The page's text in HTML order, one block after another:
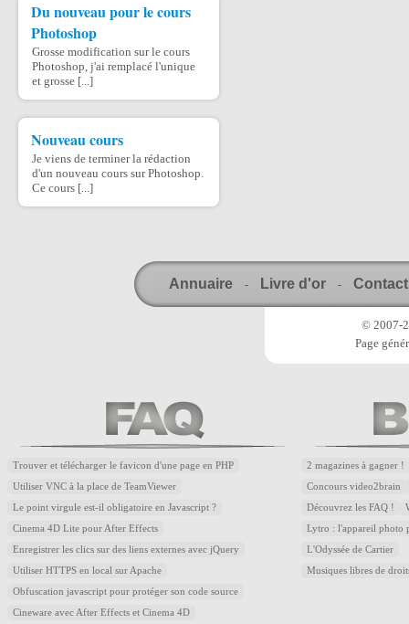
Du nouveau pour le cours
Photoshop
Grosse modification sur le cours
Photoshop, j'ai remplacé l'unique
et grosse [...]
Nouveau cours
Je viens de terminer la rédaction
d'un nouveau cours sur Photoshop.
Ce cours [...]
Annuaire - Livre d'or - Contact
© 2007-
Page
Trouver et télécharger le favicon d'une page en PHP
Utiliser VNC à la place de TeamViewer
Le point virgule est-il obligatoire en Javascript ?
Cinema 4D Lite pour After Effects
Enregistrer les clics sur des liens externes avec jQuery
Utiliser HTTPS en local sur Apache
Obfuscation javascript pour protéger son code source
Cineware avec After Effects et Cinema 4D
2 magazines à gagner !
Concours video2brain
Découvrez les FAQ !
Lytro : l'appareil photo
L'Odyssée de Cartier
Musiques libres de